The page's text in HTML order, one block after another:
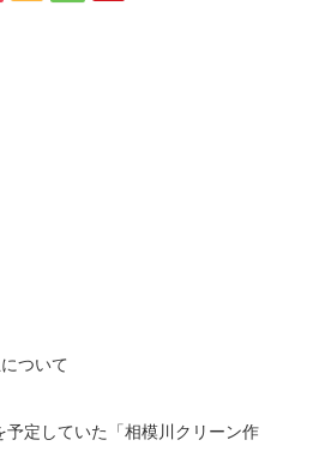
ついて
定していた「相模川クリーン作